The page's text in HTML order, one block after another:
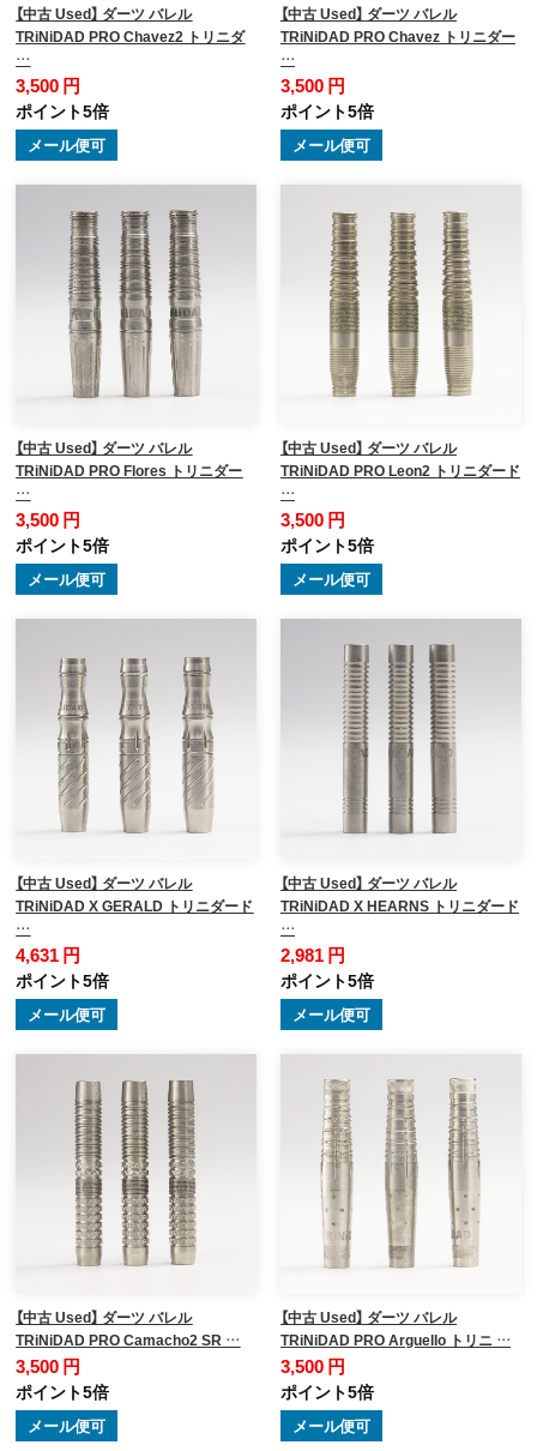
【中古 Used】 ダーツ バレル
TRiNiDAD PRO Chavez2 トリニダ
…
3,500 円
ポイント5倍
メール便可
【中古 Used】 ダーツ バレル
TRiNiDAD PRO Chavez トリニダー
…
3,500 円
ポイント5倍
メール便可
【中古 Used】 ダーツ バレル
TRiNiDAD PRO Flores トリニダー
…
3,500 円
ポイント5倍
メール便可
【中古 Used】 ダーツ バレル
TRiNiDAD PRO Leon2 トリニダード
…
3,500 円
ポイント5倍
メール便可
【中古 Used】 ダーツ バレル
TRiNiDAD X GERALD トリニダード
…
4,631 円
ポイント5倍
メール便可
【中古 Used】 ダーツ バレル
TRiNiDAD X HEARNS トリニダード
…
2,981 円
ポイント5倍
メール便可
【中古 Used】 ダーツ バレル
TRiNiDAD PRO Camacho2 SR …
3,500 円
ポイント5倍
メール便可
【中古 Used】 ダーツ バレル
TRiNiDAD PRO Arguello トリニ …
3,500 円
ポイント5倍
メール便可